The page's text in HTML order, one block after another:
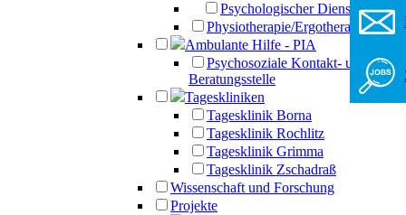
Psychologischer Dienst
Physiotherapie/Ergotherapie
Ambulante Hilfe - PIA
Psychosoziale Kontakt- und
Beratungsstelle
Tageskliniken
Tagesklinik Borna
Tagesklinik Rochlitz
Tagesklinik Grimma
Tagesklinik Zschadraß
Wissenschaft und Forschung
Projekte